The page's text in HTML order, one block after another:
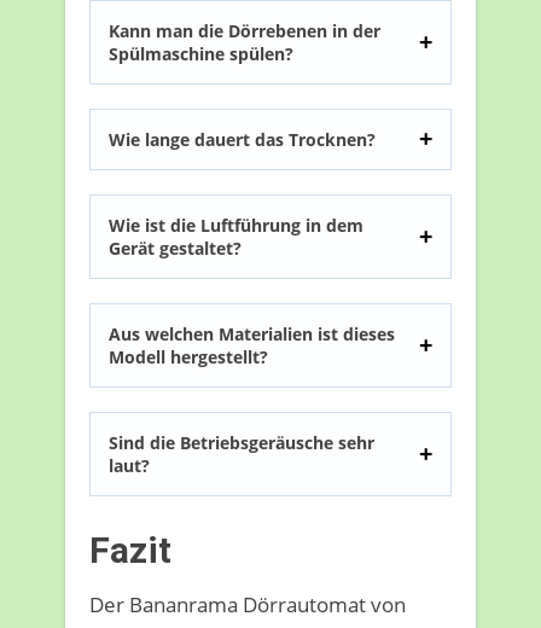
Kann man die Dörrebenen in der
Spülmaschine spülen?
Wie lange dauert das Trocknen?
Wie ist die Luftführung in dem
Gerät gestaltet?
Aus welchen Materialien ist dieses
Modell hergestellt?
Sind die Betriebsgeräusche sehr
laut?
Fazit
Der Bananrama Dörrautomat von